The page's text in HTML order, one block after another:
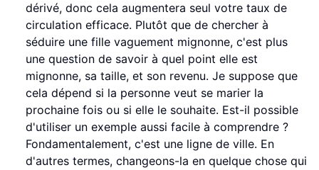
dérivé, donc cela augmentera seul votre taux de
circulation efficace. Plutôt que de chercher à
séduire une fille vaguement mignonne, c'est plus
une question de savoir à quel point elle est
mignonne, sa taille, et son revenu. Je suppose que
cela dépend si la personne veut se marier la
prochaine fois ou si elle le souhaite. Est-il possible
d'utiliser un exemple aussi facile à comprendre ?
Fondamentalement, c'est une ligne de ville. En
d'autres termes, changeons-la en quelque chose qui